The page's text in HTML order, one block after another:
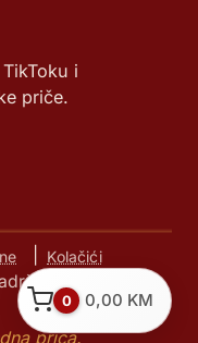
0 0,00 KM
i
priče.
Kolačići
priča.